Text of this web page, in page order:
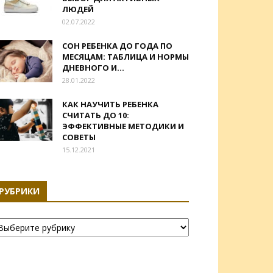
ЛЮДЕЙ
02.07.2022
СОН РЕБЕНКА ДО ГОДА ПО
МЕСЯЦАМ: ТАБЛИЦА И НОРМЫ
ДНЕВНОГО И...
28.01.2022
КАК НАУЧИТЬ РЕБЕНКА
СЧИТАТЬ ДО 10:
ЭФФЕКТИВНЫЕ МЕТОДИКИ И
СОВЕТЫ
15.12.2021